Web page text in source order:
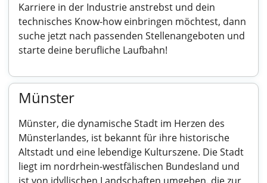
Karriere in der Industrie anstrebst und dein
technisches Know-how einbringen möchtest, dann
suche jetzt nach passenden Stellenangeboten und
starte deine berufliche Laufbahn!
Münster
Münster, die dynamische Stadt im Herzen des
Münsterlandes, ist bekannt für ihre historische
Altstadt und eine lebendige Kulturszene. Die Stadt
liegt im nordrhein-westfälischen Bundesland und